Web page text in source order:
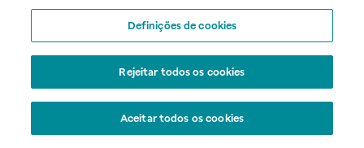
Definições de cookies
Rejeitar todos os cookies
Aceitar todos os cookies